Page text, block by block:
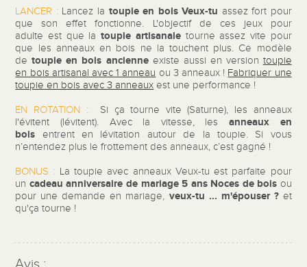
LANCER :Lancez la toupie en bois Veux-tu assez fort pour
que son effet fonctionne. L'objectif de ces jeux pour
adulte est que latoupie artisanaletourne assez vite pour
que les anneaux en bois ne la touchent plus. Ce modèle
detoupie en bois ancienneexiste aussi en version toupie
en bois artisanal avec 1 anneau ou 3 anneaux ! Fabriquer une
toupie en bois avec 3 anneaux est une performance !
EN ROTATION :Si ça tourne vite (Saturne), les anneaux
l'évitent (lévitent). Avec la vitesse, les anneaux en
bois entrent en lévitation autour de la toupie. Si vous
n’entendez plus le frottement des anneaux, c’est gagné !
BONUS :La toupie avec anneaux Veux-tu est parfaite pour
un cadeau anniversaire de mariage 5 ans Noces de bois ou
pour une demande en mariage, veux-tu ... m'épouser ? et
qu'ça tourne !